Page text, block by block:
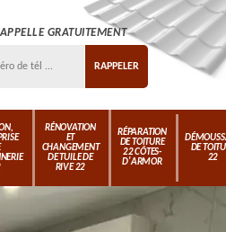
GRATUITEMENT
RÉNOVATION
ET
CHANGEMENT
DE TUILE DE
RIVE 22
RÉPARATION
DE TOITURE
22 CÔTES-
D'ARMOR
DE
22